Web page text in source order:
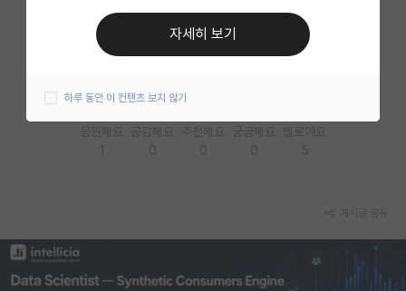
미국 대학원 합격 후기 게시판
대학원 합격 후기 게시판
학부 인턴 게시판
취업 게시판
자세히 보기
하루 동안 이 컨텐츠 보지 않기